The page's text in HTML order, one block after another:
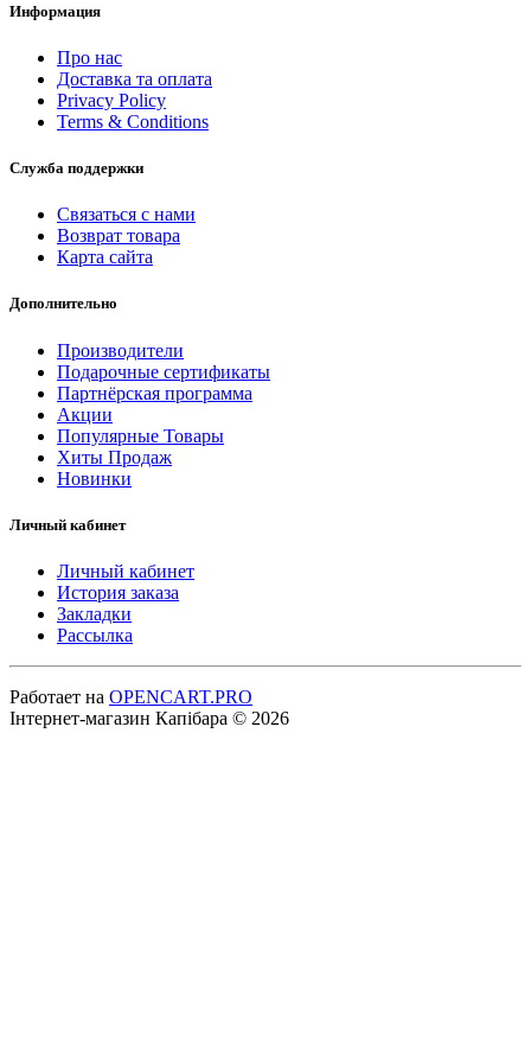
Информация
Про нас
Доставка та оплата
Privacy Policy
Terms & Conditions
Служба поддержки
Связаться с нами
Возврат товара
Карта сайта
Дополнительно
Производители
Подарочные сертификаты
Партнёрская программа
Акции
Популярные Товары
Хиты Продаж
Новинки
Личный кабинет
Личный кабинет
История заказа
Закладки
Рассылка
Работает на OPENCART.PRO
Інтернет-магазин Капібара © 2026